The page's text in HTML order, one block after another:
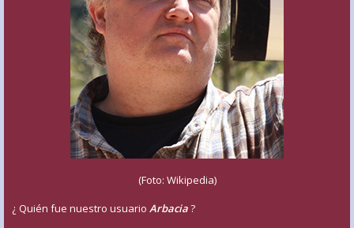
(Foto: Wikipedia)
¿ Quién fue nuestro usuario Arbacia?